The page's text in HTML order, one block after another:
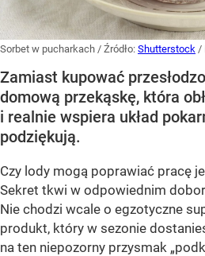
Sorbet w pucharkach / Źródło: Shutterstock /
Zamiast kupować
domową przekąskę, która
i realnie wspiera układ
podziękują.
Czy lody mogą poprawiać pracę
Sekret tkwi w odpowiednim
Nie chodzi wcale o egzotyczne
produkt, który w sezonie
na ten niepozorny przysmak